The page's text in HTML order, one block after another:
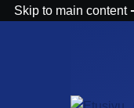
Skip to main content